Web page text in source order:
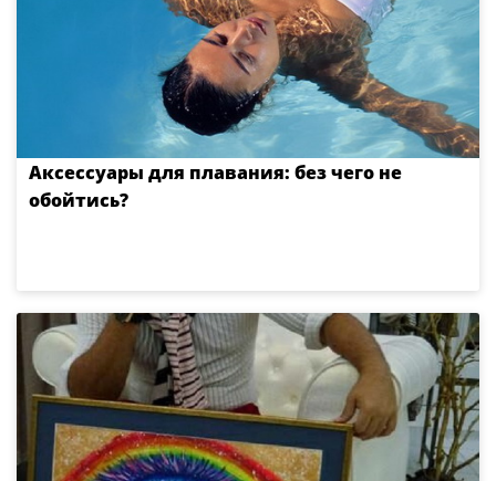
Аксессуары для плавания: без чего не
обойтись?